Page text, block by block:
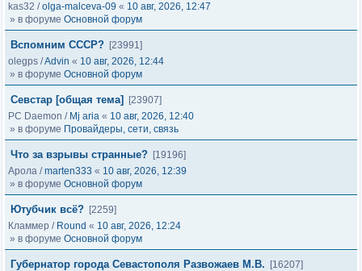
kas32 /olga-malceva-09 « 10 авг, 2026, 12:47
» в форуме Основной форум
Вспомним СССР? [23991]
olegps /Advin « 10 авг, 2026, 12:44
» в форуме Основной форум
Cевстар [общая тема]
[23907]
PC Daemon / Mj aria « 10 авг, 2026, 12:40
» в форуме Провайдеры, сети, связь
Что за взрывы странные? [19196]
Арола /marten333 « 10 авг, 2026, 12:39
» в форуме Основной форум
Ютубчик всё? [2259]
Кламмер / Round « 10 авг, 2026, 12:24
» в форуме Основной форум
Губернатор города Севастополя Развожаев М.В.
[16207]